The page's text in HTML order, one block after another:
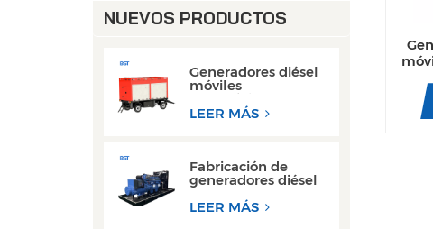
NUEVOS PRODUCTOS
Generadores diésel
móviles
monofásicos con
motor Cummins
LEER MÁS
Fabricación de
generadores diésel
Weichai de 300 kW
con motor de
LEER MÁS